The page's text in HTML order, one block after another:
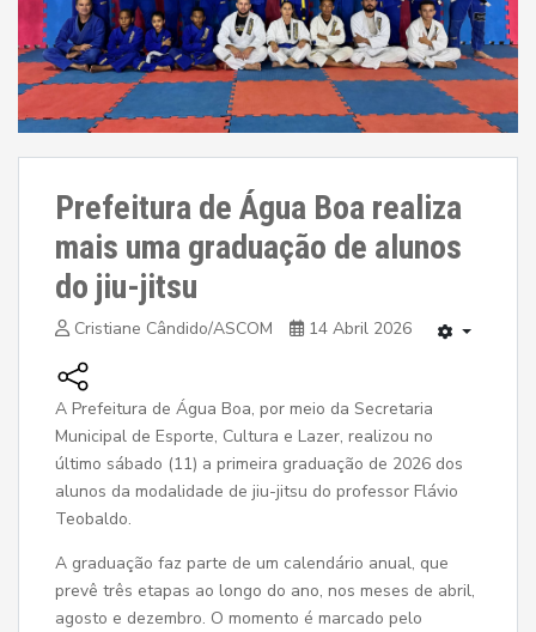
Prefeitura de Água Boa realiza
mais uma graduação de alunos
do jiu-jitsu
Cristiane Cândido/ASCOM 14 Abril 2026
A Prefeitura de Água Boa, por meio da Secretaria
Municipal de Esporte, Cultura e Lazer, realizou no
último sábado (11) a primeira graduação de 2026 dos
alunos da modalidade de jiu-jitsu do professor Flávio
Teobaldo.
A graduação faz parte de um calendário anual, que
prevê três etapas ao longo do ano, nos meses de abril,
agosto e dezembro. O momento é marcado pelo